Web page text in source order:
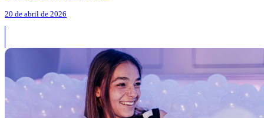
20 de abril de 2026